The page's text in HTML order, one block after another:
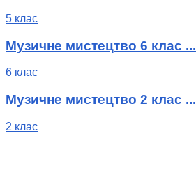
5 клас
Музичне мистецтво 6 клас ...
6 клас
Музичне мистецтво 2 клас ...
2 клас